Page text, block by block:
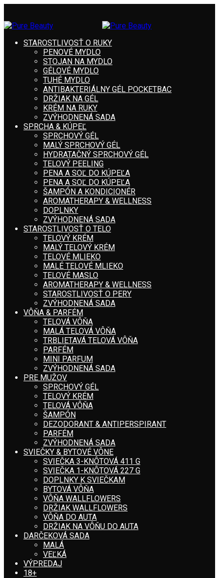
STAROSTLIVOSŤ O RUKY
PENOVÉ MYDLO
STOJAN NA MYDLO
GÉLOVÉ MYDLO
TUHÉ MYDLO
ANTIBAKTERIÁLNY GÉL POCKETBAC
DRŽIAK NA GÉL
KRÉM NA RUKY
ZVÝHODNENÁ SADA
SPRCHA & KÚPEĽ
SPRCHOVÝ GÉL
MALÝ SPRCHOVÝ GÉL
HYDRATAČNÝ SPRCHOVÝ GÉL
TELOVÝ PEELING
PENA A SOĽ DO KÚPEĽA
PENA A SOĽ DO KÚPEĽA
ŠAMPÓN A KONDICIONÉR
AROMATHERAPY & WELLNESS
DOPLNKY
ZVÝHODNENÁ SADA
STAROSTLIVOSŤ O TELO
TELOVÝ KRÉM
MALÝ TELOVÝ KRÉM
TELOVÉ MLIEKO
MALÉ TELOVÉ MLIEKO
TELOVÉ MASLO
AROMATHERAPY & WELLNESS
STAROSTLIVOSŤ O PERY
ZVÝHODNENÁ SADA
VÔŇA & PARFÉM
TELOVÁ VÔŇA
MALÁ TELOVÁ VÔŇA
TRBLIETAVÁ TELOVÁ VÔŇA
PARFÉM
MINI PARFUM
ZVÝHODNENÁ SADA
PRE MUŽOV
SPRCHOVÝ GÉL
TELOVÝ KRÉM
TELOVÁ VÔŇA
ŠAMPÓN
DEZODORANT & ANTIPERSPIRANT
PARFÉM
ZVÝHODNENÁ SADA
SVIEČKY & BYTOVÉ VÔNE
SVIEČKA 3-KNÔTOVÁ 411 G
SVIEČKA 1-KNÔTOVÁ 227 G
DOPLNKY K SVIEČKAM
BYTOVÁ VÔŇA
VÔŇA WALLFLOWERS
DRŽIAK WALLFLOWERS
VÔŇA DO AUTA
DRŽIAK NA VÔŇU DO AUTA
DARČEKOVÁ SADA
MALÁ
VEĽKÁ
VÝPREDAJ
18+